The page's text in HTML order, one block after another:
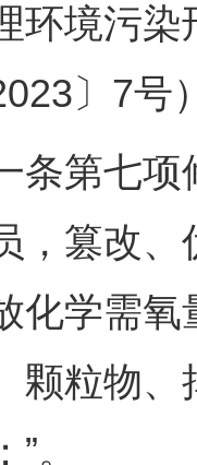
环境污
〕7号
第七项
，篡改
化学需
颗粒物
”。